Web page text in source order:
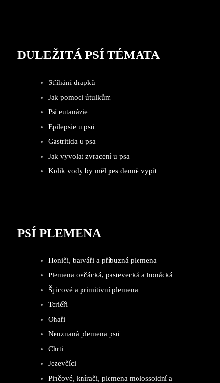
DULEŽITÁ PSÍ TÉMATA
Stříhání drápků
Jak pomoci útulkům
Psí eutanázie
Epilepsie u psů
Gastritida u psa
Jak vyvolat zvracení u psa
Kolik vody by měl pes denně vypít
PSÍ PLEMENA
Honiči, barváři a příbuzná plemena
Plemena ovčácká, pastevecká a honácká
Špicové a primitivní plemena
Teriéři
Ohaři
Neuznaná plemena psů
Chrti
Jezevčíci
Pinčové, knírači, plemena molossoidní a